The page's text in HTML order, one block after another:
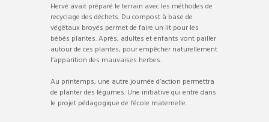
Hervé avait préparé le terrain avec les méthodes de
recyclage des déchets. Du compost à base de
végétaux broyés permet de faire un lit pour les
bébés plantes. Après, adultes et enfants vont pailler
autour de ces plantes, pour empêcher naturellement
l’apparition des mauvaises herbes.
Au printemps, une autre journée d’action permettra
de planter des légumes. Une initiative qui entre dans
le projet pédagogique de l’école maternelle.